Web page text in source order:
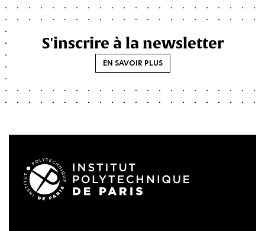
S'inscrire à la newsletter
EN SAVOIR PLUS